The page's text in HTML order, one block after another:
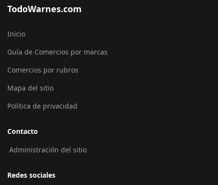
TodoWarnes.com
Inicio
Guía de Comercios por marcas
Comercios por rubros
Mapa del sitio
Política de privacidad
Contacto
Administración del sitio
Redes sociales